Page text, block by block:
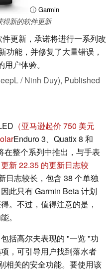
ⓘ Garmin
新的软件更新
更新，承诺将进行一系列改
功能，并修复了大量错误，
户体验。
/ Ninh Duy), Published
（亚马逊起价 750 美元
Enduro 3、Quatix 8 和
在整个系列中推出，与手表
更新 22.35 的更新日志较
日志较长，包含 38 个单独
此只有 Garmin Beta 计划
。不过，值得注意的是，
。
括高尔夫表现的 "一览 "功
，可引导用户找到落水者
相关的安全功能。要使用该